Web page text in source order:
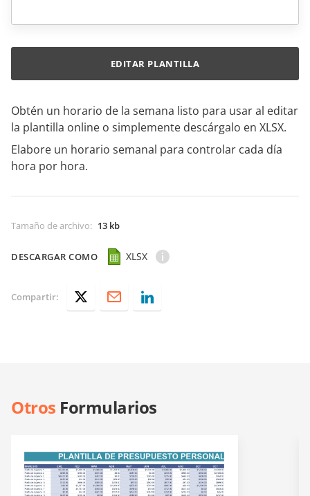
Obtén un horario de la semana listo para usar al editar
la plantilla online o simplemente descárgalo en XLSX.
Elabore un horario semanal para controlar cada día
hora por hora.
Tamaño de archivo: 13 kb
DESCARGAR COMO XLSX
EDITAR PLANTILLA
Compartir:
Otros Formularios